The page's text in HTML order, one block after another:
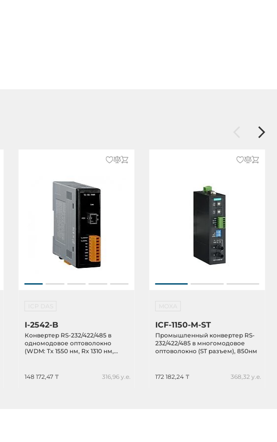
I-2542-B
Конвертер RS-232/422/485 в
одномодовое оптоволокно
(WDM: Tx 1550 нм, Rx 1310 нм,
148 172,47 ₸
316,96 у.е.
ICF-1150-M-ST
Промышленный конвертер RS-
232/422/485 в многомодовое
оптоволокно (ST разъем), 850нм
172 182,24 ₸ 368,32 у.е.